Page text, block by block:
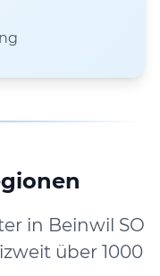
in Beinwil SO
über 1000